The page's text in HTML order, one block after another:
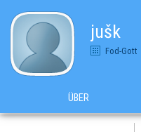
jušk
Fod-Gott
ÜBER